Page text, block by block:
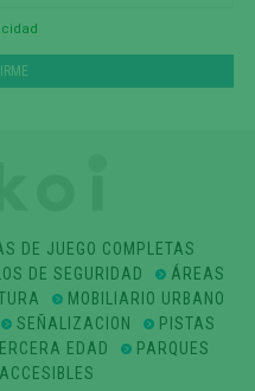
DE JUEGO COMPLETAS
DE SEGURIDAD
ÁREAS
MOBILIARIO URBANO
SEÑALIZACION
PISTAS
EDAD
PARQUES